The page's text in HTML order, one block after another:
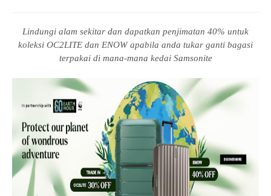
Lindungi alam sekitar dan dapatkan penjimatan 40% untuk
koleksi OC2LITE dan ENOW apabila anda tukar ganti bagasi
terpakai di mana-mana kedai Samsonite